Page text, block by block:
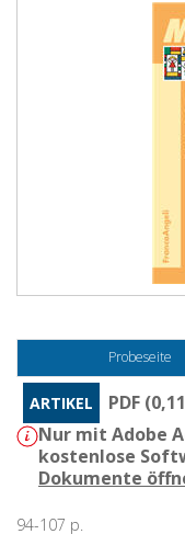
Probeseite
ARTIKEL
PDF
Nur mit Adobe
kostenlose
Dokumente
94-107 p.